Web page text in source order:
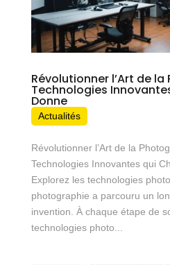
Révolutionner l’Art de la
Technologies
Donne
Actualités
Révolutionner l’Art de la
Technologies Innovantes qui
Explorez les technologies
photographie a parcouru un
invention. À chaque étape de
technologies photo...